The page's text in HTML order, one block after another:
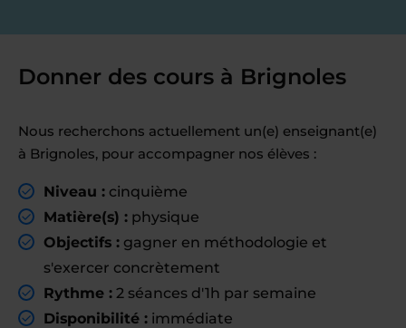
Donner des cours à Brignoles
Nous recherchons actuellement un(e) enseignant(e)
à Brignoles, pour accompagner nos élèves :
Niveau : cinquième
Matière(s) : physique
Objectifs : gagner en méthodologie et
s'exercer concrètement
Rythme : 2 séances d'1h par semaine
Disponibilité : immédiate